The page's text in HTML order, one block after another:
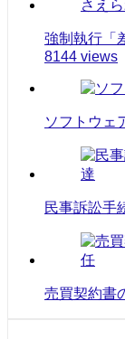
強制執行「
8144 views
ソフトウェ
民事訴訟手
売買契約書